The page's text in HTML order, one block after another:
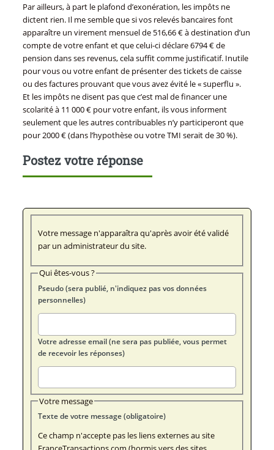
Par ailleurs, à part le plafond d’exonération, les impôts ne
dictent rien. Il me semble que si vos relevés bancaires font
apparaître un virement mensuel de 516,66 € à destination d’un
compte de votre enfant et que celui-ci déclare 6794 € de
pension dans ses revenus, cela suffit comme justificatif. Inutile
pour vous ou votre enfant de présenter des tickets de caisse
ou des factures prouvant que vous avez évité le « superflu ».
Et les impôts ne disent pas que c’est mal de financer une
scolarité à 11 000 € pour votre enfant, ils vous informent
seulement que les autres contribuables n’y participeront que
pour 2000 € (dans l’hypothèse ou votre TMI serait de 30 %).
Postez votre réponse
Votre message n'apparaîtra qu'après avoir été validé
par un administrateur du site.
Qui êtes-vous ?
Pseudo (sera publié, n'indiquez pas vos données
personnelles)
Votre adresse email (ne sera pas publiée, vous permet
de recevoir les réponses)
Votre message
Texte de votre message (obligatoire)
Ce champ n'accepte pas les liens externes au site